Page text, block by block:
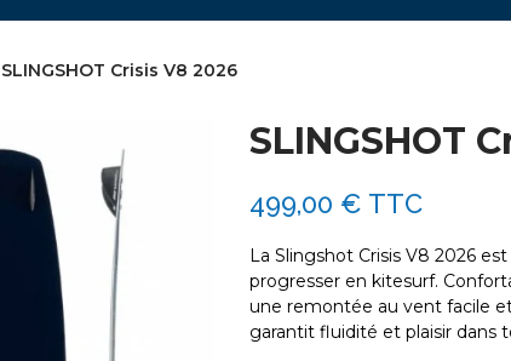
SLINGSHOT Crisis V8 2026
SLINGSHOT
499,00 € TTC
La Slingshot Crisis V8 2026
progresser en kitesurf.
une remontée au vent facile
garantit fluidité et plaisir dans